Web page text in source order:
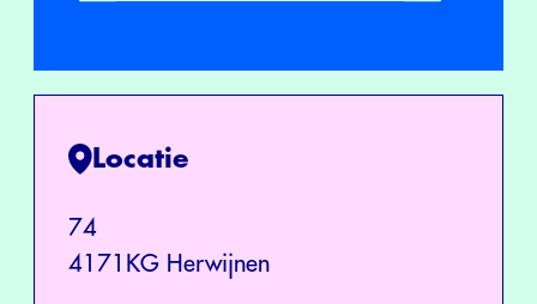
Locatie
74
4171KG Herwijnen